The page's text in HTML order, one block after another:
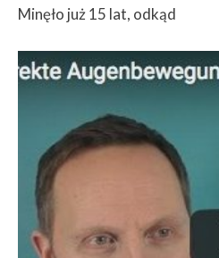
Minęło już 15 lat, odkąd